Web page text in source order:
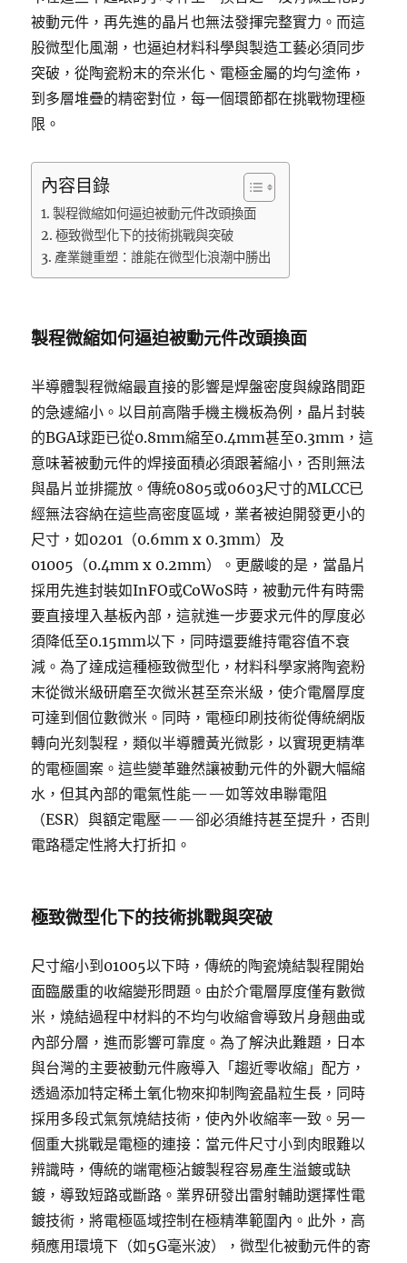
被動元件，再先進的晶片也無法發揮完整實力。而這
股微型化風潮，也逼迫材料科學與製造工藝必須同步
突破，從陶瓷粉末的奈米化、電極金屬的均勻塗佈，
到多層堆疊的精密對位，每一個環節都在挑戰物理極
限。
內容目錄
製程微縮如何逼迫被動元件改頭換面
極致微型化下的技術挑戰與突破
產業鏈重塑：誰能在微型化浪潮中勝出
製程微縮如何逼迫被動元件改頭換面
半導體製程微縮最直接的影響是焊盤密度與線路間距
的急遽縮小。以目前高階手機主機板為例，晶片封裝
的BGA球距已從0.8mm縮至0.4mm甚至0.3mm，這
意味著被動元件的焊接面積必須跟著縮小，否則無法
與晶片並排擺放。傳統0805或0603尺寸的MLCC已
經無法容納在這些高密度區域，業者被迫開發更小的
尺寸，如0201（0.6mm x 0.3mm）及
01005（0.4mm x 0.2mm）。更嚴峻的是，當晶片
採用先進封裝如InFO或CoWoS時，被動元件有時需
要直接埋入基板內部，這就進一步要求元件的厚度必
須降低至0.15mm以下，同時還要維持電容值不衰
減。為了達成這種極致微型化，材料科學家將陶瓷粉
末從微米級研磨至次微米甚至奈米級，使介電層厚度
可達到個位數微米。同時，電極印刷技術從傳統網版
轉向光刻製程，類似半導體黃光微影，以實現更精準
的電極圖案。這些變革雖然讓被動元件的外觀大幅縮
水，但其內部的電氣性能——如等效串聯電阻
（ESR）與額定電壓——卻必須維持甚至提升，否則
電路穩定性將大打折扣。
極致微型化下的技術挑戰與突破
尺寸縮小到01005以下時，傳統的陶瓷燒結製程開始
面臨嚴重的收縮變形問題。由於介電層厚度僅有數微
米，燒結過程中材料的不均勻收縮會導致片身翹曲或
內部分層，進而影響可靠度。為了解決此難題，日本
與台灣的主要被動元件廠導入「趨近零收縮」配方，
透過添加特定稀土氧化物來抑制陶瓷晶粒生長，同時
採用多段式氣氛燒結技術，使內外收縮率一致。另一
個重大挑戰是電極的連接：當元件尺寸小到肉眼難以
辨識時，傳統的端電極沾鍍製程容易產生溢鍍或缺
鍍，導致短路或斷路。業界研發出雷射輔助選擇性電
鍍技術，將電極區域控制在極精準範圍內。此外，高
頻應用環境下（如5G毫米波），微型化被動元件的寄